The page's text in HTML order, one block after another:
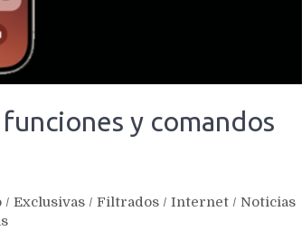
y comandos
/ Exclusivas / Filtrados / Internet / Noticias